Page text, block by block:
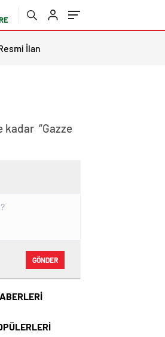
İlan
kadar “Gazze
GÖNDER